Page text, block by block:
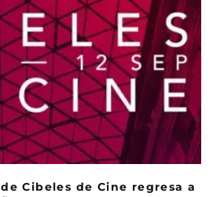
Cibeles de Cine regresa a